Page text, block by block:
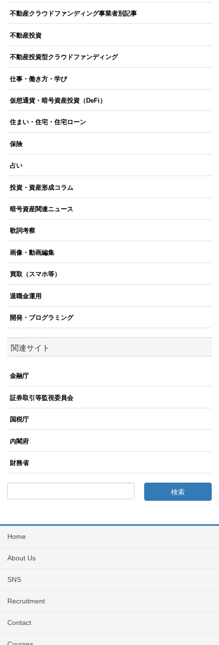
不動産クラウドファンディング事業者別記事
不動産投資
不動産投資型クラウドファンディング
仕事・働き方・学び
仮想通貨・暗号資産投資（DeFi）
住まい・住宅・住宅ローン
保険
占い
投資・資産形成コラム
暗号資産関連ニュース
歌詞考察
画像・動画編集
買取（スマホ等）
退職金運用
開発・プログラミング
関連サイト
金融庁
証券取引等監視委員会
国税庁
内閣府
財務省
Home
About Us
SNS
Recruitment
Contact